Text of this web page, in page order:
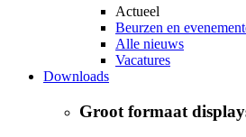
Actueel
Beurzen en
Alle nieuws
Vacatures
Downloads
Groot formaat